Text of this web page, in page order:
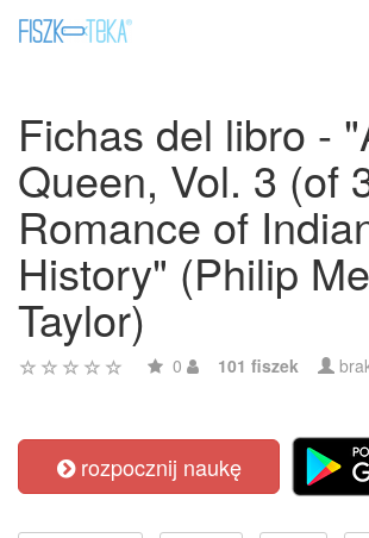
Fichas del libro -
Queen, Vol. 3 (of
Romance of
History" (Philip
Taylor)
0 101 fiszek
rozpocznij naukę